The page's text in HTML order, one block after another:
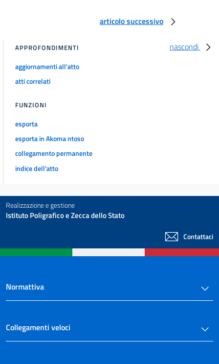
articolo successivo
nascondi
APPROFONDIMENTI
aggiornamenti all'atto
atti correlati
FUNZIONI
esporta
esporta in Akoma ntoso
collegamento permanente
indice dell'atto
Realizzazione e gestione
Istituto Poligrafico e Zecca dello Stato
Contattaci
Normattiva
Collegamenti veloci